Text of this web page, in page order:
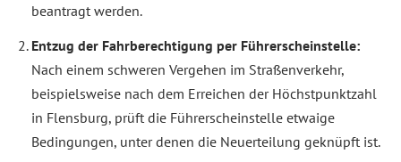
beantragt werden.
Entzug der Fahrberechtigung per Führerscheinstelle:
Nach einem schweren Vergehen im Straßenverkehr,
beispielsweise nach dem Erreichen der Höchstpunktzahl
in Flensburg, prüft die Führerscheinstelle etwaige
Bedingungen, unter denen die Neuerteilung geknüpft ist.